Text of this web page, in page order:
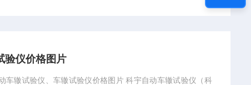
验仪价格图片
车辙试验仪、车辙试验仪价格图片 科宇自动车辙试验仪（科